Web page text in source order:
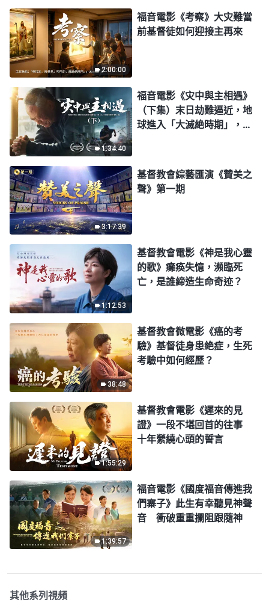
2:00:00
福音電影《考察》大灾難當
前基督徒如何迎接主再來
1:34:40
福音電影《灾中與主相遇》
（下集）末日劫難逼近，地
球進入「大滅絶時期」，人
3:17:39
基督教會綜藝匯演《贊美之
聲》第一期
1:12:53
基督教會電影《神是我心靈
的歌》癱痪失憶，瀕臨死
亡，是誰締造生命奇迹？
38:48
基督教會微電影《癌的考
驗》基督徒身患絶症，生死
考驗中如何經歷？
1:55:29
基督教會電影《遲來的見
證》一段不堪回首的往事
十年縈繞心頭的誓言
1:39:57
福音電影《國度福音傳進我
們寨子》此生有幸聽見神聲
音 衝破重重攔阻跟隨神
其他系列視頻